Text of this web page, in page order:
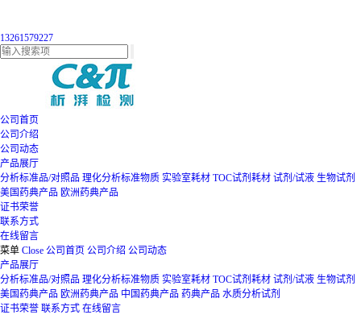
13261579227
公司首页
公司介绍
公司动态
产品展厅
分析标准品/对照品 理化分析标准物质 实验室耗材 TOC试剂耗材 试剂/试液 生物试剂
美国药典产品 欧洲药典产品
证书荣誉
联系方式
在线留言
菜单 Close 公司首页 公司介绍 公司动态
产品展厅
分析标准品/对照品 理化分析标准物质 实验室耗材 TOC试剂耗材 试剂/试液 生物试剂
美国药典产品 欧洲药典产品 中国药典产品 药典产品 水质分析试剂
证书荣誉 联系方式 在线留言